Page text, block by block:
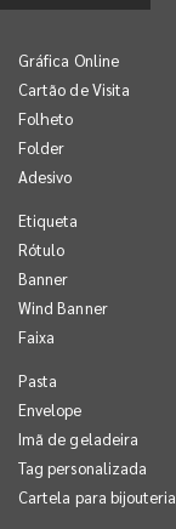
Gráfica Online
Cartão de Visita
Folheto
Folder
Adesivo
Etiqueta
Rótulo
Banner
Wind Banner
Faixa
Pasta
Envelope
Imã de geladeira
Tag personalizada
Cartela para bijouteria